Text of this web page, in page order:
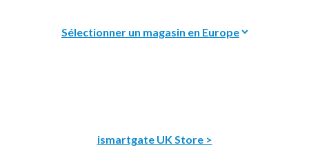
ismartgate UK Store >